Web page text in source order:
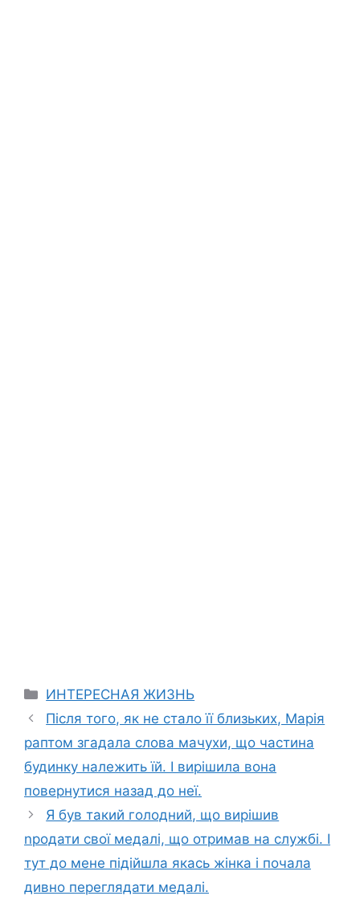
Categories
ИНТЕРЕСНАЯ ЖИЗНЬ
Після того, як не стало її близьких, Марія
раптом згадала слова мачухи, що частина
будинку належить їй. І вирішила вона
повернутися назад до неї.
Я був такий голодний, що вирішив
nродати свої медалі, що отримав на службі. І
тут до мене підійшла якась жінка і почала
дивно переглядати медалі.